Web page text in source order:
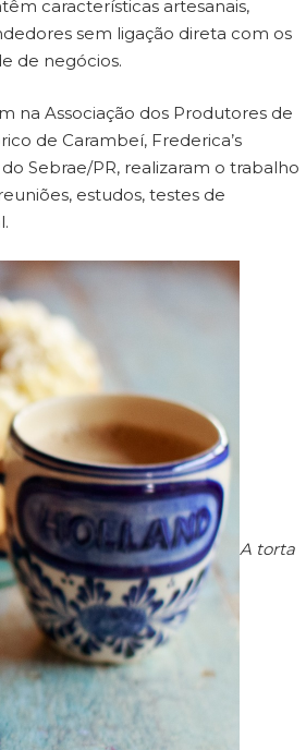
características artesanais,
sem ligação direta com os
de negócios.
na Associação dos Produtores de
de Carambeí, Frederica’s
Sebrae/PR, realizaram o trabalho
estudos, testes de
A torta